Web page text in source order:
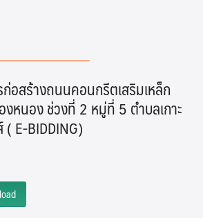
อสร้างถนนคอนกรีตเสริมเหล็ก
หนอง ช่วงที่ 2 หมู่ที่ 5 ตำบลเกาะ
E-BIDDING)